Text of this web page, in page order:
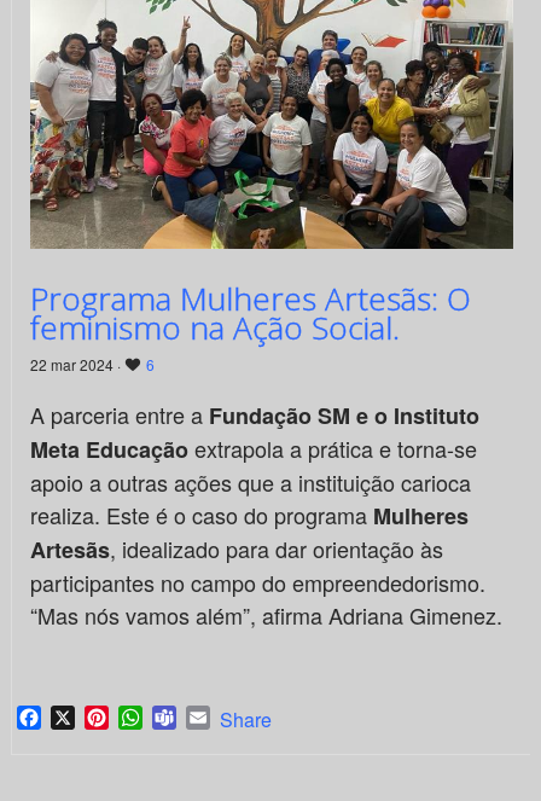
Programa Mulheres Artesãs: O
feminismo na Ação Social.
22 mar 2024 · 6
A parceria entre a Fundação SM e o Instituto
Meta Educaçãoextrapola a prática e torna-se
apoio a outras ações que a instituição carioca
realiza. Este é o caso do programa Mulheres
Artesãs, idealizado para dar orientação às
participantes no campo do empreendedorismo.
“Mas nós vamos além”, afirma Adriana Gimenez.
Facebook
X PinterestWhatsApp
TeamsEmail
Share